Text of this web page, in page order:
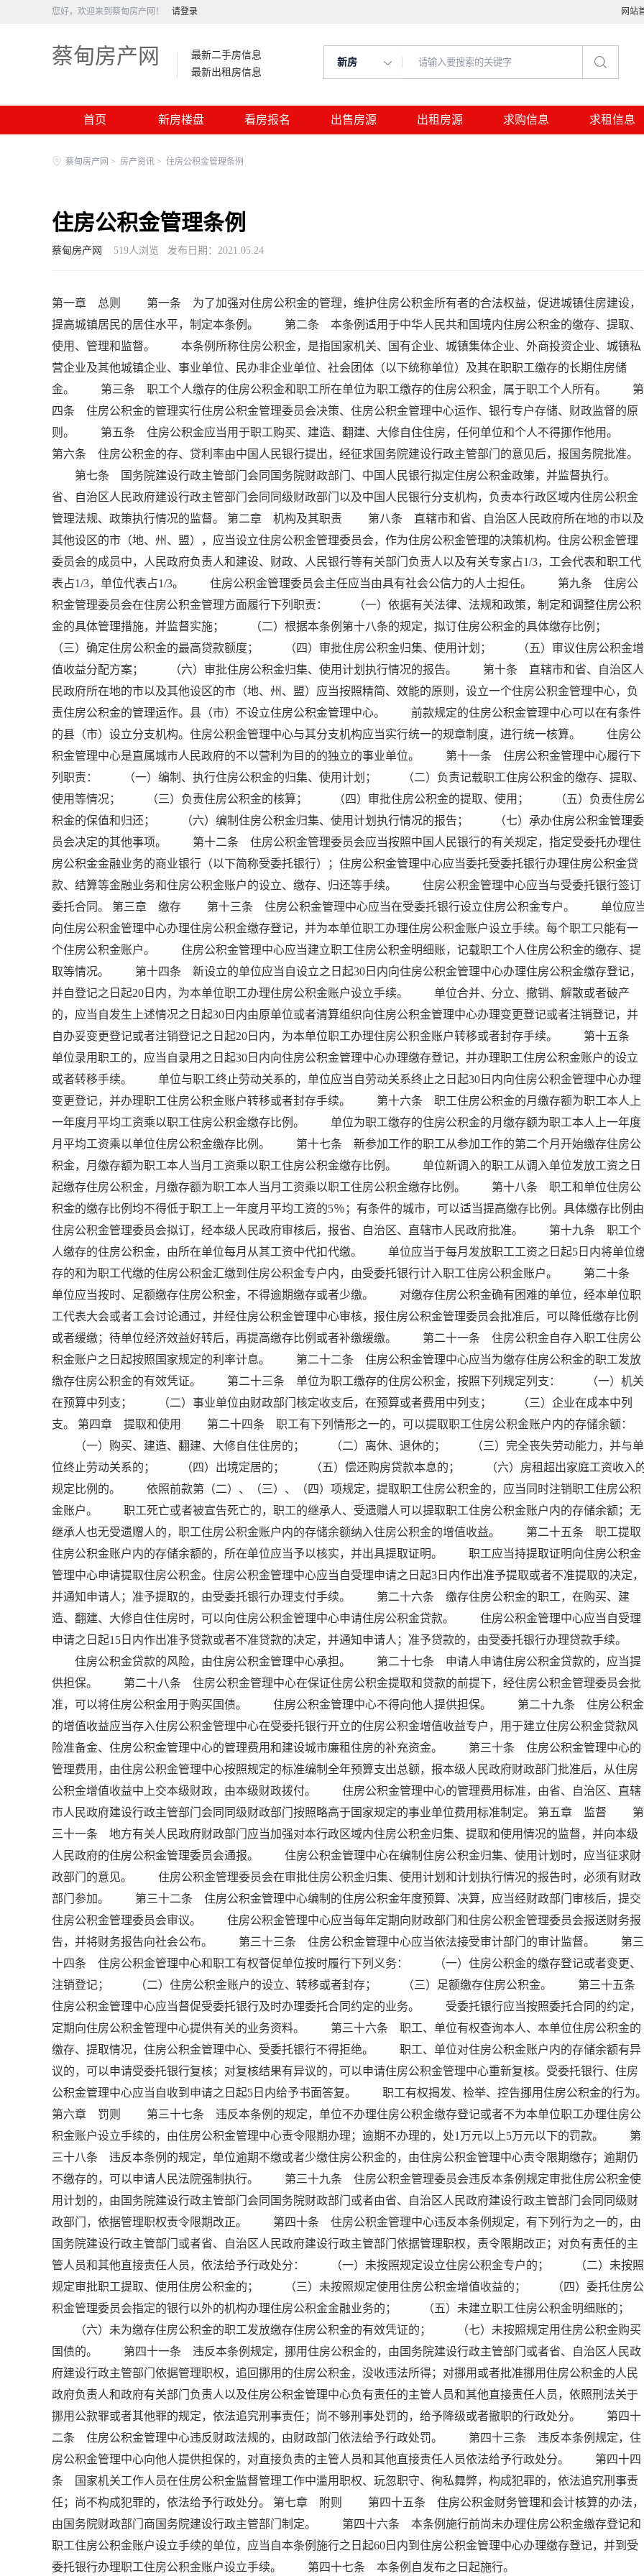
您好，欢迎来到蔡甸房产网！ 请登录 网站
蔡甸房产网
最新二手房信息
最新出租房信息
新房
首页 新房楼盘 看房报名 出售房源 出租房源 求购信息 求租信息
蔡甸房产网 > 房产资讯 > 住房公积金管理条例
住房公积金管理条例
蔡甸房产网 519人浏览 发布日期：2021.05.24
第一章 总则 第一条 为了加强对住房公积金的管理，维护住房公积金所有者的合法权益，促进城镇住房建设，
提高城镇居民的居住水平，制定本条例。 第二条 本条例适用于中华人民共和国境内住房公积金的缴存、提取、
使用、管理和监督。 本条例所称住房公积金，是指国家机关、国有企业、城镇集体企业、外商投资企业、城镇私
营企业及其他城镇企业、事业单位、民办非企业单位、社会团体（以下统称单位）及其在职职工缴存的长期住房储
金。 第三条 职工个人缴存的住房公积金和职工所在单位为职工缴存的住房公积金，属于职工个人所有。 第
四条 住房公积金的管理实行住房公积金管理委员会决策、住房公积金管理中心运作、银行专户存储、财政监督的原
则。 第五条 住房公积金应当用于职工购买、建造、翻建、大修自住住房，任何单位和个人不得挪作他用。
第六条 住房公积金的存、贷利率由中国人民银行提出，经征求国务院建设行政主管部门的意见后，报国务院批准。
第七条 国务院建设行政主管部门会同国务院财政部门、中国人民银行拟定住房公积金政策，并监督执行。
省、自治区人民政府建设行政主管部门会同同级财政部门以及中国人民银行分支机构，负责本行政区域内住房公积金
管理法规、政策执行情况的监督。 第二章 机构及其职责 第八条 直辖市和省、自治区人民政府所在地的市以及
其他设区的市（地、州、盟），应当设立住房公积金管理委员会，作为住房公积金管理的决策机构。住房公积金管理
委员会的成员中，人民政府负责人和建设、财政、人民银行等有关部门负责人以及有关专家占1/3，工会代表和职工代
表占1/3，单位代表占1/3。 住房公积金管理委员会主任应当由具有社会公信力的人士担任。 第九条 住房公
积金管理委员会在住房公积金管理方面履行下列职责： （一）依据有关法律、法规和政策，制定和调整住房公积
金的具体管理措施，并监督实施； （二）根据本条例第十八条的规定，拟订住房公积金的具体缴存比例；
（三）确定住房公积金的最高贷款额度； （四）审批住房公积金归集、使用计划； （五）审议住房公积金增
值收益分配方案； （六）审批住房公积金归集、使用计划执行情况的报告。 第十条 直辖市和省、自治区人
民政府所在地的市以及其他设区的市（地、州、盟）应当按照精简、效能的原则，设立一个住房公积金管理中心，负
责住房公积金的管理运作。县（市）不设立住房公积金管理中心。 前款规定的住房公积金管理中心可以在有条件
的县（市）设立分支机构。住房公积金管理中心与其分支机构应当实行统一的规章制度，进行统一核算。 住房公
积金管理中心是直属城市人民政府的不以营利为目的的独立的事业单位。 第十一条 住房公积金管理中心履行下
列职责： （一）编制、执行住房公积金的归集、使用计划； （二）负责记载职工住房公积金的缴存、提取、
使用等情况； （三）负责住房公积金的核算； （四）审批住房公积金的提取、使用； （五）负责住房
积金的保值和归还； （六）编制住房公积金归集、使用计划执行情况的报告； （七）承办住房公积金管理委
员会决定的其他事项。 第十二条 住房公积金管理委员会应当按照中国人民银行的有关规定，指定受委托办理住
房公积金金融业务的商业银行（以下简称受委托银行）；住房公积金管理中心应当委托受委托银行办理住房公积金贷
款、结算等金融业务和住房公积金账户的设立、缴存、归还等手续。 住房公积金管理中心应当与受委托银行签订
委托合同。 第三章 缴存 第十三条 住房公积金管理中心应当在受委托银行设立住房公积金专户。 单位应
向住房公积金管理中心办理住房公积金缴存登记，并为本单位职工办理住房公积金账户设立手续。每个职工只能有一
个住房公积金账户。 住房公积金管理中心应当建立职工住房公积金明细账，记载职工个人住房公积金的缴存、提
取等情况。 第十四条 新设立的单位应当自设立之日起30日内向住房公积金管理中心办理住房公积金缴存登记，
并自登记之日起20日内，为本单位职工办理住房公积金账户设立手续。 单位合并、分立、撤销、解散或者破产
的，应当自发生上述情况之日起30日内由原单位或者清算组织向住房公积金管理中心办理变更登记或者注销登记，并
自办妥变更登记或者注销登记之日起20日内，为本单位职工办理住房公积金账户转移或者封存手续。 第十五条
单位录用职工的，应当自录用之日起30日内向住房公积金管理中心办理缴存登记，并办理职工住房公积金账户的设立
或者转移手续。 单位与职工终止劳动关系的，单位应当自劳动关系终止之日起30日内向住房公积金管理中心办理
变更登记，并办理职工住房公积金账户转移或者封存手续。 第十六条 职工住房公积金的月缴存额为职工本人上
一年度月平均工资乘以职工住房公积金缴存比例。 单位为职工缴存的住房公积金的月缴存额为职工本人上一年度
月平均工资乘以单位住房公积金缴存比例。 第十七条 新参加工作的职工从参加工作的第二个月开始缴存住房公
积金，月缴存额为职工本人当月工资乘以职工住房公积金缴存比例。 单位新调入的职工从调入单位发放工资之日
起缴存住房公积金，月缴存额为职工本人当月工资乘以职工住房公积金缴存比例。 第十八条 职工和单位住房公
积金的缴存比例均不得低于职工上一年度月平均工资的5％；有条件的城市，可以适当提高缴存比例。具体缴存比例由
住房公积金管理委员会拟订，经本级人民政府审核后，报省、自治区、直辖市人民政府批准。 第十九条 职工个
人缴存的住房公积金，由所在单位每月从其工资中代扣代缴。 单位应当于每月发放职工工资之日起5日内将单位
存的和为职工代缴的住房公积金汇缴到住房公积金专户内，由受委托银行计入职工住房公积金账户。 第二十条
单位应当按时、足额缴存住房公积金，不得逾期缴存或者少缴。 对缴存住房公积金确有困难的单位，经本单位职
工代表大会或者工会讨论通过，并经住房公积金管理中心审核，报住房公积金管理委员会批准后，可以降低缴存比例
或者缓缴；待单位经济效益好转后，再提高缴存比例或者补缴缓缴。 第二十一条 住房公积金自存入职工住房公
积金账户之日起按照国家规定的利率计息。 第二十二条 住房公积金管理中心应当为缴存住房公积金的职工发放
缴存住房公积金的有效凭证。 第二十三条 单位为职工缴存的住房公积金，按照下列规定列支： （一）机关
在预算中列支； （二）事业单位由财政部门核定收支后，在预算或者费用中列支； （三）企业在成本中列
支。 第四章 提取和使用 第二十四条 职工有下列情形之一的，可以提取职工住房公积金账户内的存储余额：
（一）购买、建造、翻建、大修自住住房的； （二）离休、退休的； （三）完全丧失劳动能力，并与单
位终止劳动关系的； （四）出境定居的； （五）偿还购房贷款本息的； （六）房租超出家庭工资收入
规定比例的。 依照前款第（二）、（三）、（四）项规定，提取职工住房公积金的，应当同时注销职工住房公积
金账户。 职工死亡或者被宣告死亡的，职工的继承人、受遗赠人可以提取职工住房公积金账户内的存储余额；无
继承人也无受遗赠人的，职工住房公积金账户内的存储余额纳入住房公积金的增值收益。 第二十五条 职工提取
住房公积金账户内的存储余额的，所在单位应当予以核实，并出具提取证明。 职工应当持提取证明向住房公积金
管理中心申请提取住房公积金。住房公积金管理中心应当自受理申请之日起3日内作出准予提取或者不准提取的决定，
并通知申请人；准予提取的，由受委托银行办理支付手续。 第二十六条 缴存住房公积金的职工，在购买、建
造、翻建、大修自住住房时，可以向住房公积金管理中心申请住房公积金贷款。 住房公积金管理中心应当自受理
申请之日起15日内作出准予贷款或者不准贷款的决定，并通知申请人；准予贷款的，由受委托银行办理贷款手续。
住房公积金贷款的风险，由住房公积金管理中心承担。 第二十七条 申请人申请住房公积金贷款的，应当提
供担保。 第二十八条 住房公积金管理中心在保证住房公积金提取和贷款的前提下，经住房公积金管理委员会批
准，可以将住房公积金用于购买国债。 住房公积金管理中心不得向他人提供担保。 第二十九条 住房公积金
的增值收益应当存入住房公积金管理中心在受委托银行开立的住房公积金增值收益专户，用于建立住房公积金贷款风
险准备金、住房公积金管理中心的管理费用和建设城市廉租住房的补充资金。 第三十条 住房公积金管理中心的
管理费用，由住房公积金管理中心按照规定的标准编制全年预算支出总额，报本级人民政府财政部门批准后，从住房
公积金增值收益中上交本级财政，由本级财政拨付。 住房公积金管理中心的管理费用标准，由省、自治区、直辖
市人民政府建设行政主管部门会同同级财政部门按照略高于国家规定的事业单位费用标准制定。 第五章 监督 第
三十一条 地方有关人民政府财政部门应当加强对本行政区域内住房公积金归集、提取和使用情况的监督，并向本级
人民政府的住房公积金管理委员会通报。 住房公积金管理中心在编制住房公积金归集、使用计划时，应当征求财
政部门的意见。 住房公积金管理委员会在审批住房公积金归集、使用计划和计划执行情况的报告时，必须有财政
部门参加。 第三十二条 住房公积金管理中心编制的住房公积金年度预算、决算，应当经财政部门审核后，提交
住房公积金管理委员会审议。 住房公积金管理中心应当每年定期向财政部门和住房公积金管理委员会报送财务报
告，并将财务报告向社会公布。 第三十三条 住房公积金管理中心应当依法接受审计部门的审计监督。 第三
十四条 住房公积金管理中心和职工有权督促单位按时履行下列义务： （一）住房公积金的缴存登记或者变更、
注销登记； （二）住房公积金账户的设立、转移或者封存； （三）足额缴存住房公积金。 第三十五
住房公积金管理中心应当督促受委托银行及时办理委托合同约定的业务。 受委托银行应当按照委托合同的约定，
定期向住房公积金管理中心提供有关的业务资料。 第三十六条 职工、单位有权查询本人、本单位住房公积金的
缴存、提取情况，住房公积金管理中心、受委托银行不得拒绝。 职工、单位对住房公积金账户内的存储余额有异
议的，可以申请受委托银行复核；对复核结果有异议的，可以申请住房公积金管理中心重新复核。受委托银行、住房
公积金管理中心应当自收到申请之日起5日内给予书面答复。 职工有权揭发、检举、控告挪用住房公积金的行为
第六章 罚则 第三十七条 违反本条例的规定，单位不办理住房公积金缴存登记或者不为本单位职工办理住房公
积金账户设立手续的，由住房公积金管理中心责令限期办理；逾期不办理的，处1万元以上5万元以下的罚款。 第
三十八条 违反本条例的规定，单位逾期不缴或者少缴住房公积金的，由住房公积金管理中心责令限期缴存；逾期仍
不缴存的，可以申请人民法院强制执行。 第三十九条 住房公积金管理委员会违反本条例规定审批住房公积金使
用计划的，由国务院建设行政主管部门会同国务院财政部门或者由省、自治区人民政府建设行政主管部门会同同级财
政部门，依据管理职权责令限期改正。 第四十条 住房公积金管理中心违反本条例规定，有下列行为之一的，由
国务院建设行政主管部门或者省、自治区人民政府建设行政主管部门依据管理职权，责令限期改正；对负有责任的主
管人员和其他直接责任人员，依法给予行政处分： （一）未按照规定设立住房公积金专户的； （二）未按照
规定审批职工提取、使用住房公积金的； （三）未按照规定使用住房公积金增值收益的； （四）委托住房公
积金管理委员会指定的银行以外的机构办理住房公积金金融业务的； （五）未建立职工住房公积金明细账的；
（六）未为缴存住房公积金的职工发放缴存住房公积金的有效凭证的； （七）未按照规定用住房公积金购买
国债的。 第四十一条 违反本条例规定，挪用住房公积金的，由国务院建设行政主管部门或者省、自治区人民政
府建设行政主管部门依据管理职权，追回挪用的住房公积金，没收违法所得；对挪用或者批准挪用住房公积金的人民
政府负责人和政府有关部门负责人以及住房公积金管理中心负有责任的主管人员和其他直接责任人员，依照刑法关于
挪用公款罪或者其他罪的规定，依法追究刑事责任；尚不够刑事处罚的，给予降级或者撤职的行政处分。 第四十
二条 住房公积金管理中心违反财政法规的，由财政部门依法给予行政处罚。 第四十三条 违反本条例规定，住
房公积金管理中心向他人提供担保的，对直接负责的主管人员和其他直接责任人员依法给予行政处分。 第四十四
条 国家机关工作人员在住房公积金监督管理工作中滥用职权、玩忽职守、徇私舞弊，构成犯罪的，依法追究刑事责
任；尚不构成犯罪的，依法给予行政处分。 第七章 附则 第四十五条 住房公积金财务管理和会计核算的办法，
由国务院财政部门商国务院建设行政主管部门制定。 第四十六条 本条例施行前尚未办理住房公积金缴存登记和
职工住房公积金账户设立手续的单位，应当自本条例施行之日起60日内到住房公积金管理中心办理缴存登记，并到受
委托银行办理职工住房公积金账户设立手续。 第四十七条 本条例自发布之日起施行。